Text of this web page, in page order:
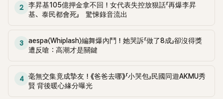
2
李昇基105億押金拿不回！女代表失控放狠話「再爆李昇
基、泰民都會死」 驚悚錄音流出
3
aespa〈Whiplash〉編舞爆內鬥！她哭訴「做了8成」卻沒得獎
遭反嗆：高潮才是關鍵
4
毫無交集竟成摯友！《爸爸去哪》「小哭包」民國同遊AKMU秀
賢 背後暖心緣分曝光